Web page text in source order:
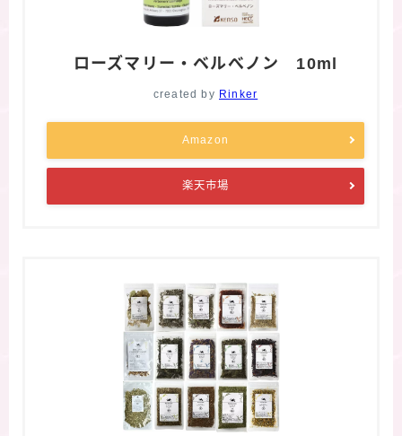
ローズマリー・ベルべノン 10ml
created by Rinker
Amazon
楽天市場